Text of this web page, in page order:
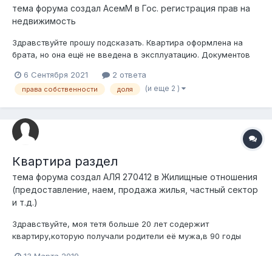
тема форума создал АсемМ в Гос. регистрация прав на
недвижимость
Здравствуйте прошу подсказать. Квартира оформлена на
брата, но она ещё не введена в эксплуатацию. Документов
Мы планировали оформить на меня дарственно после ввода
в эксплуатацию , что бы в случае развода муж не требовал
6 Сентября 2021 2 ответа
права собственности доля (и еще 2 )
Квартира раздел
тема форума создал АЛЯ 270412 в Жилищные отношения
(предоставление, наем, продажа жилья, частный сектор
и т.д.)
Здравствуйте, моя тетя больше 20 лет содержит
квартиру,которую получали родители её мужа ,в 90 годы